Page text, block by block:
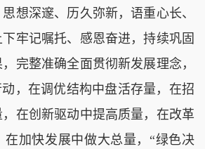
想深邃、历久弥新，语重心长、
牢记嘱托、感恩奋进，持续巩固
完整准确全面贯彻新发展理念，
，在调优结构中盘活存量，在招
在创新驱动中提高质量，在改革
在加快发展中做大总量，“绿色决